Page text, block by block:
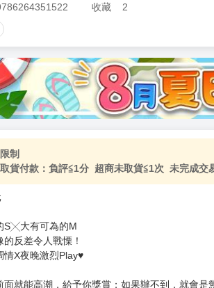
收藏 2
制
貨付款：負評≦1分 超商未取貨≦1次 未完成交
S╳大有可為的M
反差令人戰慄！
X夜晚激烈Play♥
面就能高潮，給予你獎賞；如果辦不到，就會是